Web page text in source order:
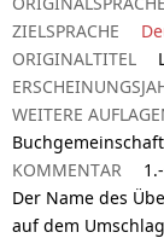
ZIELSPRACHE
ORIGINALTITEL
WEITERE
Buchgemeinschaft
KOMMENTAR
Der Name des
auf dem